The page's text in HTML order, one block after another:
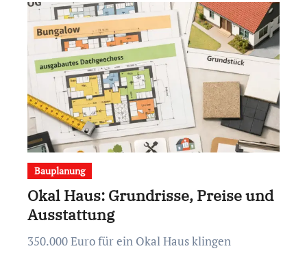
Bauplanung
Okal Haus: Grundrisse, Preise und
Ausstattung
350.000 Euro für ein Okal Haus klingen